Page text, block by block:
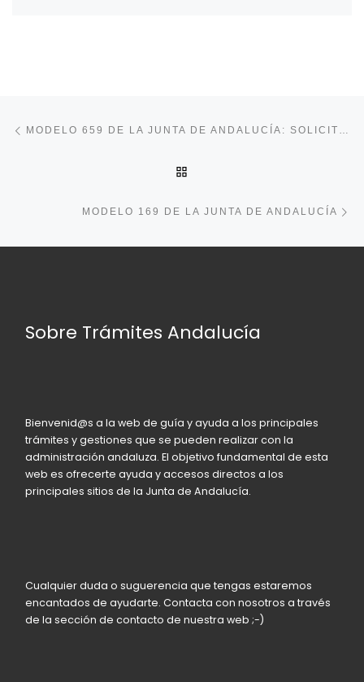
Navegación de entradas MODELO 659 DE LA JUNTA DE ANDALUCÍA: SOLICITUD DE PRÓRROGA DEL IMPUESTO DE SUCESIONES Y DONACIONES
MODELO 169 DE LA JUNTA DE ANDALUCÍA
Sobre Trámites Andalucía
Bienvenid@s a la web de guía y ayuda a los principales
trámites y gestiones que se pueden realizar con la
administración andaluza. El objetivo fundamental de esta
web es ofrecerte ayuda y accesos directos a los
principales sitios de la Junta de Andalucía.
Cualquier duda o suguerencia que tengas estaremos
encantados de ayudarte. Contacta con nosotros a través
de la sección de contacto de nuestra web ;-)